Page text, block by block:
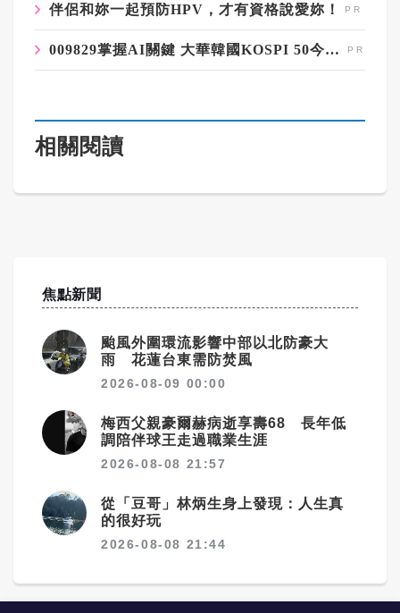
伴侶和妳一起預防HPV，才有資格說愛妳！
009829掌握AI關鍵 大華韓國KOSPI 50今強勢開募
相關閱讀
焦點新聞
颱風外圍環流影響中部以北防豪大
雨 花蓮台東需防焚風
2026-08-09 00:00
梅西父親豪爾赫病逝享壽68 長年低
調陪伴球王走過職業生涯
2026-08-08 21:57
從「豆哥」林炳生身上發現：人生真
的很好玩
2026-08-08 21:44